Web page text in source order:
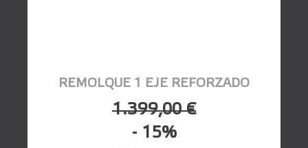
REMOLQUE 1 EJE REFORZADO
1.399,00 €
- 15%